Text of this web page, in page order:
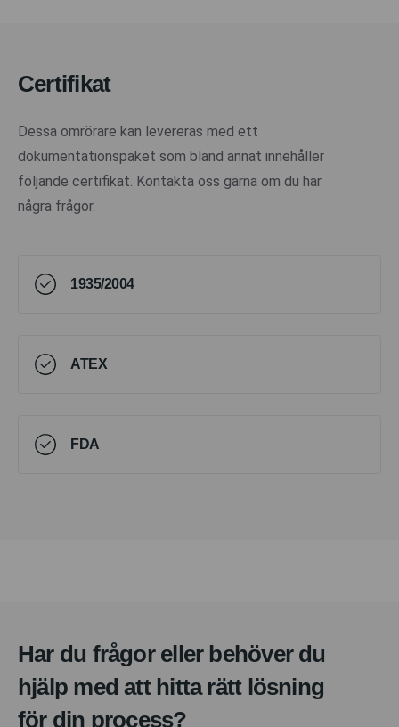
Certifikat
Dessa omrörare kan levereras med ett
dokumentationspaket som bland annat innehåller
följande certifikat. Kontakta oss gärna om du har
några frågor.
1935/2004
ATEX
FDA
Har du frågor eller behöver du
hjälp med att hitta rätt lösning
för din process?